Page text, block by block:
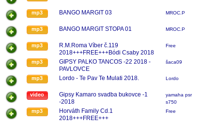
mp3 BANGO MARGIT 03 MROC.P
mp3 BANGO MARGIT STOPA 01 MROC.P
mp3
R.M.Roma Víber č.119
2018+++FREE+++Bódi Csaby 2018
Free
mp3
GIPSY PALKO TANCOS -22 2018 -
PAVLOVCE
šaca09
mp3 Lordo - Te Pav Te Mulati 2018. Lordo
video
Gipsy Kamaro svadba bukovce -1
-2018
yamaha psr
s750
mp3
Horváth Family Cd.1
2018+++FREE+++
Free